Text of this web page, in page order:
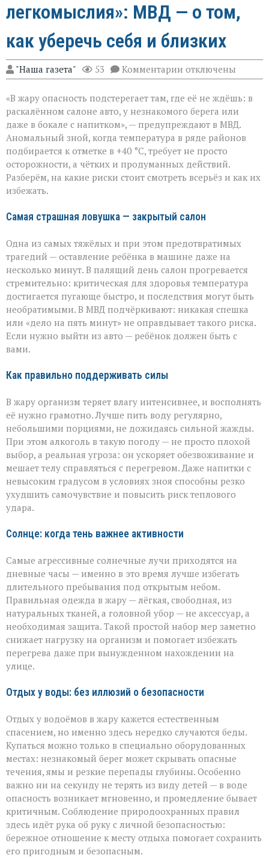
легкомыслия»: МВД — о том,
как уберечь себя и близких
"Наша газета" 53 Комментарии к
записи
не
прощает
легкомыслия»:
МВД — о
том,
как
уберечь
себя
и
отключены
«В жару опасность подстерегает там, где её не ждёшь: в
раскалённом салоне авто, у незнакомого берега или
даже в бокале с напитком», — предупреждают в МВД.
Аномальный зной, когда температура в ряде районов
подбирается к отметке в +40 °C, требует не просто
осторожности, а чётких и продуманных действий.
Разберём, на какие риски стоит смотреть всерьёз и как их
избежать.
Самая страшная ловушка — закрытый салон
Одна из самых тяжёлых и при этом предотвратимых
трагедий — оставление ребёнка в машине даже на
несколько минут. В палящий день салон прогревается
стремительно: критическая для здоровья температура
достигается пугающе быстро, и последствия могут быть
необратимыми. В МВД подчёркивают: никакая спешка
или «дело на пять минут» не оправдывает такого риска.
Если нужно выйти из авто — ребёнок должен быть с
вами.
Как правильно поддерживать силы
В жару организм теряет влагу интенсивнее, и восполнять
её нужно грамотно. Лучше пить воду регулярно,
небольшими порциями, не дожидаясь сильной жажды.
При этом алкоголь в такую погоду — не просто плохой
выбор, а реальная угроза: он ускоряет обезвоживание и
мешает телу справляться с перегревом. Даже напитки с
невысоким градусом в условиях зноя способны резко
ухудшить самочувствие и повысить риск теплового
удара.
Солнце: когда тень важнее активности
Самые агрессивные солнечные лучи приходятся на
дневные часы — именно в это время лучше избегать
длительного пребывания под открытым небом.
Правильная одежда в жару — лёгкая, свободная, из
натуральных тканей, а головной убор — не аксессуар, а
необходимая защита. Такой простой набор мер заметно
снижает нагрузку на организм и помогает избежать
перегрева даже при вынужденном нахождении на
улице.
Отдых у воды: без иллюзий о безопасности
Отдых у водоёмов в жару кажется естественным
спасением, но именно здесь нередко случаются беды.
Купаться можно только в специально оборудованных
местах: незнакомый берег может скрывать опасные
течения, ямы и резкие перепады глубины. Особенно
важно ни на секунду не терять из виду детей — в воде
опасность возникает мгновенно, и промедление бывает
критичным. Соблюдение природоохранных правил
здесь идёт рука об руку с личной безопасностью:
бережное отношение к месту отдыха помогает сохранить
его пригодным и безопасным.